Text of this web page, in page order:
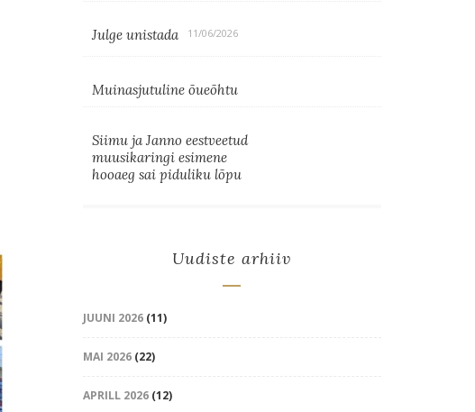
Julge unistada 11/06/2026
Muinasjutuline õueõhtu
Siimu ja Janno eestveetud
muusikaringi esimene
hooaeg sai piduliku lõpu
Uudiste arhiiv
JUUNI 2026(11)
MAI 2026(22)
APRILL 2026(12)